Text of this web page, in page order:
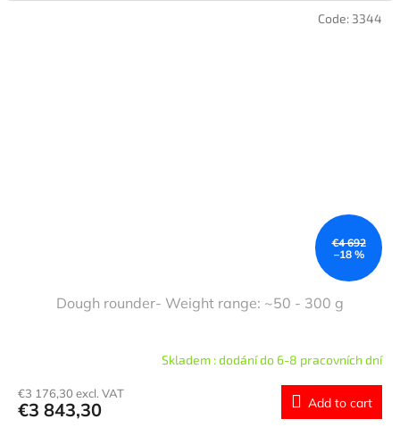
€4 692
–18 %
Dough rounder- Weight range: ~50 - 300 g
Skladem : dodání do 6-8 pracovních dní
€3 176,30 excl. VAT
€3 843,30 Add to cart
Code:3344